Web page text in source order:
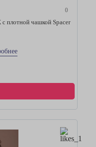
0
плотной чашкой Spacer